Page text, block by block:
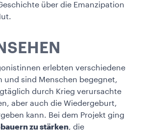
über die Emanzipation
erlebten verschiedene
und sind Menschen begegnet,
durch Krieg verursachte
aber auch die Wiedergeburt,
kann. Bei dem Projekt ging
zu stärken, die